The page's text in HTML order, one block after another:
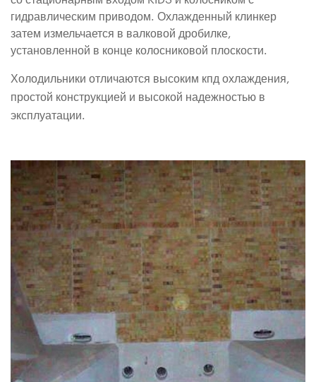
гидравлическим приводом. Охлажденный клинкер
затем измельчается в валковой дробилке,
установленной в конце колосниковой плоскости.
Холодильники отличаются высоким кпд охлаждения,
простой конструкцией и высокой надежностью в
эксплуатации.